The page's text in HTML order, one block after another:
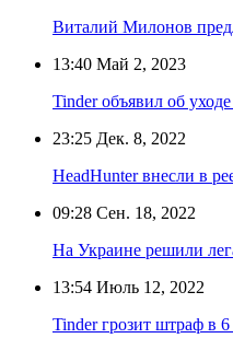
Виталий Милонов
13:40 Май 2, 2023
Tinder объявил об
23:25 Дек. 8, 2022
HeadHunter внесли в
09:28 Сен. 18, 2022
На Украине решили
13:54 Июль 12, 2022
Tinder грозит штраф в